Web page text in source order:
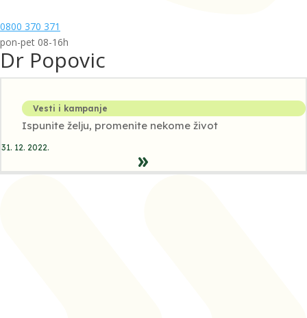
0800 370 371
pon-pet 08-16h
Dr Popovic
Vesti i kampanje
Ispunite želju, promenite nekome život
31. 12. 2022.